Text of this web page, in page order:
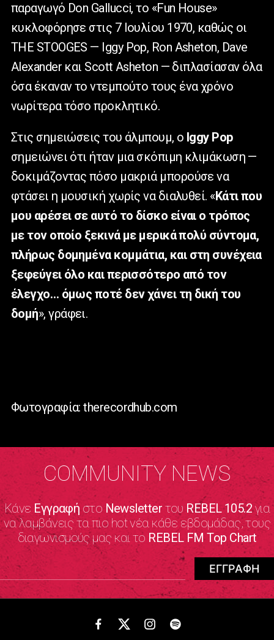
παραγωγό Don Gallucci, το «Fun House»
κυκλοφόρησε στις 7 Ιουλίου 1970, καθώς οι
THE STOOGES — Iggy Pop, Ron Asheton, Dave
Alexander και Scott Asheton — διπλασίασαν όλα
όσα έκαναν το ντεμπούτο τους ένα χρόνο
νωρίτερα τόσο προκλητικό.
Στις σημειώσεις του άλμπουμ, ο IggyPop
σημειώνει ότι ήταν μια σκόπιμη κλιμάκωση —
δοκιμάζοντας πόσο μακριά μπορούσε να
φτάσει η μουσική χωρίς να διαλυθεί. «Κάτι που
μου αρέσει σε αυτό το δίσκο είναι ο τρόπος
με τον οποίο ξεκινά με μερικά πολύ σύντομα,
πλήρως δομημένα κομμάτια, και στη συνέχεια
ξεφεύγει όλο και περισσότερο από τον
έλεγχο… όμως ποτέ δεν χάνει τη δική του
δομή», γράφει.
Φωτογραφία: therecordhub.com
COMMUNITY NEWS
Κάνε Εγγραφήστο NewsletterτουREBEL 105.2για
να λαμβάνεις τα πιο hot νέα κάθε εβδομάδας, τους
διαγωνισμούς μας και το REBEL FM Top Chart